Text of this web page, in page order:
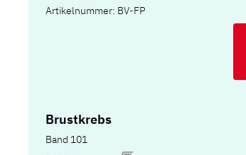
Artikelnummer: BV-FP
Brustkrebs
Band 101